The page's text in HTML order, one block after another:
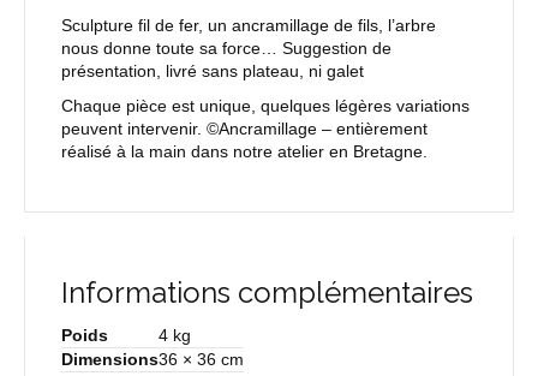
Sculpture fil de fer, un ancramillage de fils, l’arbre
nous donne toute sa force… Suggestion de
présentation, livré sans plateau, ni galet
Chaque pièce est unique, quelques légères variations
peuvent intervenir. ©Ancramillage – entièrement
réalisé à la main dans notre atelier en Bretagne.
Informations complémentaires
Poids
4 kg
Dimensions36 × 36 cm